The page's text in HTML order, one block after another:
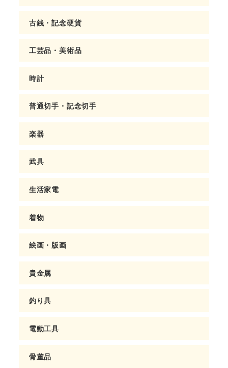
古銭・記念硬貨
工芸品・美術品
時計
普通切手・記念切手
楽器
武具
生活家電
着物
絵画・版画
貴金属
釣り具
電動工具
骨董品